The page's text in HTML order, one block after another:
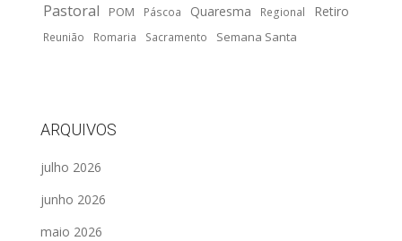
Pastoral
POM Páscoa Quaresma Regional Retiro
Reunião Romaria Sacramento Semana Santa
ARQUIVOS
julho 2026
junho 2026
maio 2026